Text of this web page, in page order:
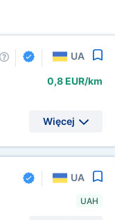
UA
0,8 EUR/km
Więcej
UA
UAH